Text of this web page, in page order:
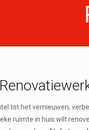
tot het vernieuwen,
ruimte in huis wilt